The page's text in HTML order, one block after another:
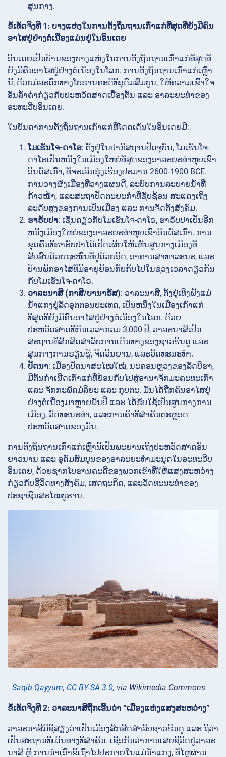
ສູນກາງ.
ຂໍ້ເທັດຈິງທີ 1: ບາງແຫ່ງໃນການຕັ້ງຖິ່ນຖານເກົ່າແກ່ທີ່ສຸດທີ່ຍັງມີຄົນ
ອາໄສຢູ່ຢ່າງຕໍ່ເນື່ອງແມ່ນຢູ່ໃນອິນເດຍ
ອິນເດຍເປັນບ້ານຂອງບາງແຫ່ງໃນການຕັ້ງຖິ່ນຖານເກົ່າແກ່ທີ່ສຸດທີ່
ຍັງມີຄົນອາໄສຢູ່ຢ່າງຕໍ່ເນື່ອງໃນໂລກ. ການຕັ້ງຖິ່ນຖານເກົ່າແກ່ເຫຼົ່າ
ນີ້, ດ້ວຍມໍລະດົກທາງໂບຮານຄະດີທີ່ອຸດົມສົມບູນ, ໃຫ້ຄວາມເຂົ້າໃຈ
ອັນລ້ຳຄ່າກ່ຽວກັບປະຫວັດສາດເບື້ອງຕົ້ນ ແລະ ອາລະຍະທຳຂອງ
ອະທະວີບອິນເດຍ.
ໃນບັນດາການຕັ້ງຖິ່ນຖານເກົ່າແກ່ທີ່ໂດດເດັ່ນໃນອິນເດຍມີ:
ໂມເຮັນໂຈ-ດາໂຣ: ຕັ້ງຢູ່ໃນປາກິສຖານປັດຈຸບັນ, ໂມເຮັນໂຈ-
ດາໂຣເປັນຫນຶ່ງໃນເມືອງໃຫຍ່ທີ່ສຸດຂອງອາລະຍະທຳຫຸບເຂົາ
ອິນດັສເກົ່າ, ທີ່ຈະເລີນຮຸ່ງເຮືອງປະມານ 2600-1900 BCE.
ການວາງຜັງເມືອງທີ່ວາງແຜນດີ, ລະບົບການລະບາຍນ້ຳທີ່
ກ້າວໜ້າ, ແລະສະຖາປັດຕະຍະກຳທີ່ຊັບຊ້ອນ ສະແດງເຖິງ
ລະດັບສູງຂອງການເປັນເມືອງ ແລະ ການຈັດຕັ້ງສັງຄົມ.
ຮາຣັບປາ: ເຊັ່ນດຽວກັບໂມເຮັນໂຈ-ດາໂຣ, ຮາຣັບປາເປັນອີກ
ຫນຶ່ງເມືອງໃຫຍ່ຂອງອາລະຍະທຳຫຸບເຂົາອິນດັສເກົ່າ. ການ
ຂຸດຄົ້ນທີ່ຮາຣັບປາໄດ້ເປີດເຜີຍໃຫ້ເຫັນສູນກາງເມືອງທີ່
ສັບສົນດ້ວຍຖະໜົນທີ່ປູດ້ວຍອິດ, ອາຄານສາທາລະນະ, ແລະ
ບ້ານພັກອາໄສທີ່ມີອາຍຸຍ້ອນກັບກັບໄປໃນຊ່ວງເວລາດຽວກັນ
ກັບໂມເຮັນໂຈ-ດາໂຣ.
ວາລະນາສີ (ກາສີ/ບານາຣັສ): ວາລະນາສີ, ຕັ້ງຢູ່ເທິງຝັ່ງແມ່
ນ້ຳແກງຢູ່ລັດອຸຕຕອນປະເທດ, ເປັນຫນຶ່ງໃນເມືອງເກົ່າແກ່
ທີ່ສຸດທີ່ຍັງມີຄົນອາໄສຢູ່ຢ່າງຕໍ່ເນື່ອງໃນໂລກ. ດ້ວຍ
ປະຫວັດສາດທີ່ກິນເວລາກວມ 3,000 ປີ, ວາລະນາສີເປັນ
ສະຖານທີ່ສັກສິດສຳລັບການເດີນທາງຂອງຊາວຮິນດູ ແລະ
ສູນກາງການຮຽນຮູ້, ຈິດວິນຍານ, ແລະວັດທະນະທຳ.
ປັດນາ: ເມືອງປັດນາສະໄໝໃໝ່, ນະຄອນຫຼວງຂອງລັດບິຮາ,
ມີຕົ້ນກຳເນີດເກົ່າແກ່ທີ່ຍ້ອນກັບໄປສູ່ອານາຈັກມະຄະທະເກົ່າ
ແລະ ຈັກກະພັດມໍລິຍະ ແລະ ກຸບຕະ. ມັນໄດ້ຖືກຄົນອາໄສຢູ່
ຢ່າງຕໍ່ເນື່ອງມາຫຼາຍພັນປີ ແລະ ໄດ້ຮັບໃຊ້ເປັນສູນກາງການ
ເມືອງ, ວັດທະນະທຳ, ແລະການຄ້າທີ່ສຳຄັນຕະຫຼອດ
ປະຫວັດສາດຂອງມັນ.
ການຕັ້ງຖິ່ນຖານເກົ່າແກ່ເຫຼົ່ານີ້ເປັນພະຍານເຖິງປະຫວັດສາດອັນ
ຍາວນານ ແລະ ອຸດົມສົມບູນຂອງອາລະຍະທຳມະນຸດໃນອະທະວີບ
ອິນເດຍ, ດ້ວຍຊາກໂບຮານຄະດີຂອງພວກເຂົາທີ່ໃຫ້ແສງສະຫວ່າງ
ກ່ຽວກັບຊີວິດທາງສັງຄົມ, ເສດຖະກິດ, ແລະວັດທະນະທຳຂອງ
ປະຊາຊົນສະໄໝບູຣານ.
Saqib Qayyum, CC BY-SA 3.0, via Wikimedia Commons
ຂໍ້ເທັດຈິງທີ 2: ວາລະນາສີຖືກເອີ້ນວ່າ “ເມືອງແຫ່ງແສງສະຫວ່າງ”
ວາລະນາສີມີຊື່ສຽງວ່າເປັນເມືອງສັກສິດສຳລັບຊາວຮິນດູ ແລະ ຖືວ່າ
ເປັນສະຖານທີ່ເດີນທາງທີ່ສຳຄັນ. ເຊື່ອກັນວ່າການເສຍຊີວິດຢູ່ວາລະ
ນາສີ ຫຼື ການນຳເອົາຂີ້ເຖົ່າໄປປະກາຍໃນແມ່ນ້ຳແກງ, ທີ່ໄຫຼຜ່ານ